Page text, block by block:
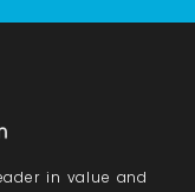
in value and